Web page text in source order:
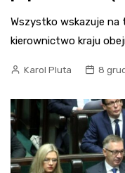
Wszystko wskazuje na
kierownictwo kraju
Karol Pluta 8